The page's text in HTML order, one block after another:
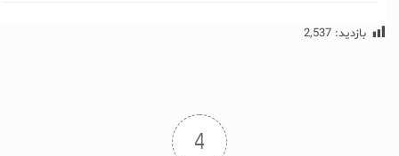
بازدید: 2,537
4